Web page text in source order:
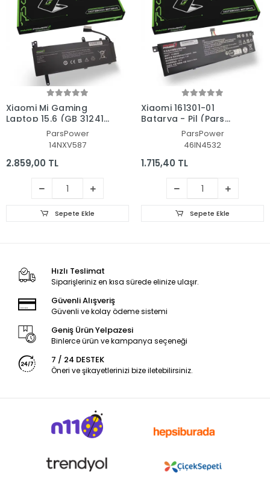
Xiaomi Mi Gaming
Laptop 15.6 (GB 31241-
2014) Batarya - Pil
(Pars Power)
ParsPower
14NXV587
2.859,00 TL
Sepete Ekle
Xiaomi 161301-01
Batarya - Pil (Pars
ParsPower
46IN4532
1.715,40 TL
Sepete Ekle
Hızlı Teslimat
Siparişleriniz en kısa sürede elinize ulaşır.
Güvenli Alışveriş
Güvenli ve kolay ödeme sistemi
Geniş Ürün Yelpazesi
Binlerce ürün ve kampanya seçeneği
7 / 24 DESTEK
Öneri ve şikayetlerinizi bize iletebilirsiniz.